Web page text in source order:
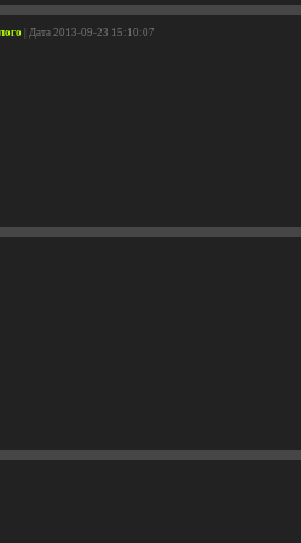
| Дата 2013-09-23 15:10:07